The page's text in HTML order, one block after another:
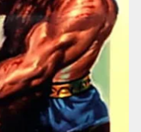
Intérprete
Mary Brian
Adolphe Menjou
Adolphe
Menjou